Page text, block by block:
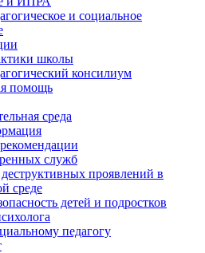
и социальное
школы
консилиум
помощь
среда
служб
проявлений в
среде
детей и подростков
педагогу